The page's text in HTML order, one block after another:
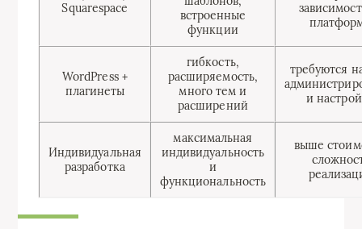
Squarespace
встроенные
функции
WordPress +
плагинеты
гибкость,
расширяемость,
много тем и
расширений
требуются
и
Индивидуальная
разработка
максимальная
индивидуальность
и
функциональность
выше